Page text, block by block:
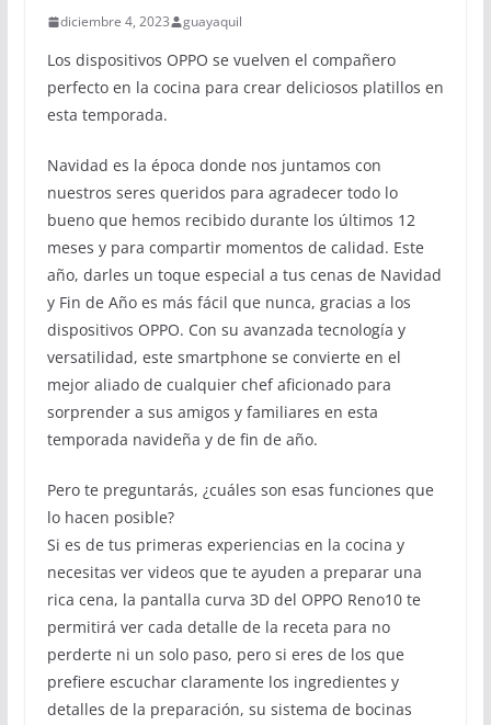
diciembre 4, 2023 guayaquil
Los dispositivos OPPO se vuelven el compañero
perfecto en la cocina para crear deliciosos platillos en
esta temporada.
Navidad es la época donde nos juntamos con
nuestros seres queridos para agradecer todo lo
bueno que hemos recibido durante los últimos 12
meses y para compartir momentos de calidad. Este
año, darles un toque especial a tus cenas de Navidad
y Fin de Año es más fácil que nunca, gracias a los
dispositivos OPPO. Con su avanzada tecnología y
versatilidad, este smartphone se convierte en el
mejor aliado de cualquier chef aficionado para
sorprender a sus amigos y familiares en esta
temporada navideña y de fin de año.
Pero te preguntarás, ¿cuáles son esas funciones que
lo hacen posible?
Si es de tus primeras experiencias en la cocina y
necesitas ver videos que te ayuden a preparar una
rica cena, la pantalla curva 3D del OPPO Reno10 te
permitirá ver cada detalle de la receta para no
perderte ni un solo paso, pero si eres de los que
prefiere escuchar claramente los ingredientes y
detalles de la preparación, su sistema de bocinas